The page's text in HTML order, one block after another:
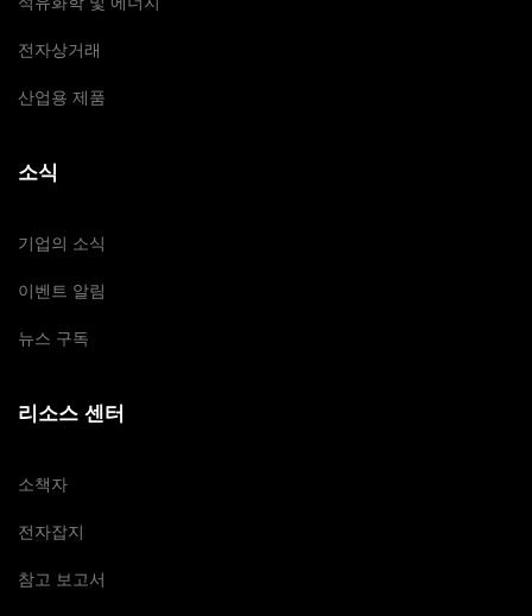
전자상거래
산업용 제품
소식
기업의 소식
이벤트 알림
뉴스 구독
리소스 센터
소책자
전자잡지
참고 보고서